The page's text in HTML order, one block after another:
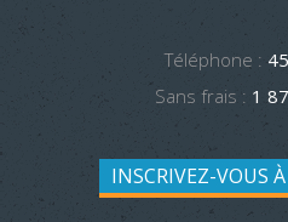
Téléphone :
Sans frais : 1
INSCRIVEZ-VOUS